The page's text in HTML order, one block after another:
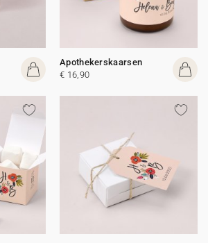
Apothekerskaarsen
€ 16,90